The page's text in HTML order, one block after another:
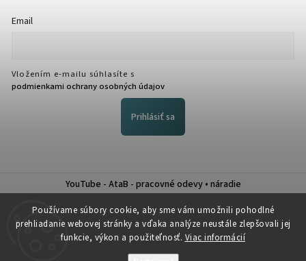
Používame súbory cookie, aby sme vám umožnili pohodlné
prehliadanie webovej stránky a vďaka analýze neustále zlepšovali jej
funkcie, výkon a použiteľnosť. Viac informácií
Email
Vložením e-mailu súhlasíte s
podmienkami ochrany osobných údajov
Prihlásiť sa
YouTube - AtaB - pracovné odevy • náradie
Nákup na splátky QUATRO